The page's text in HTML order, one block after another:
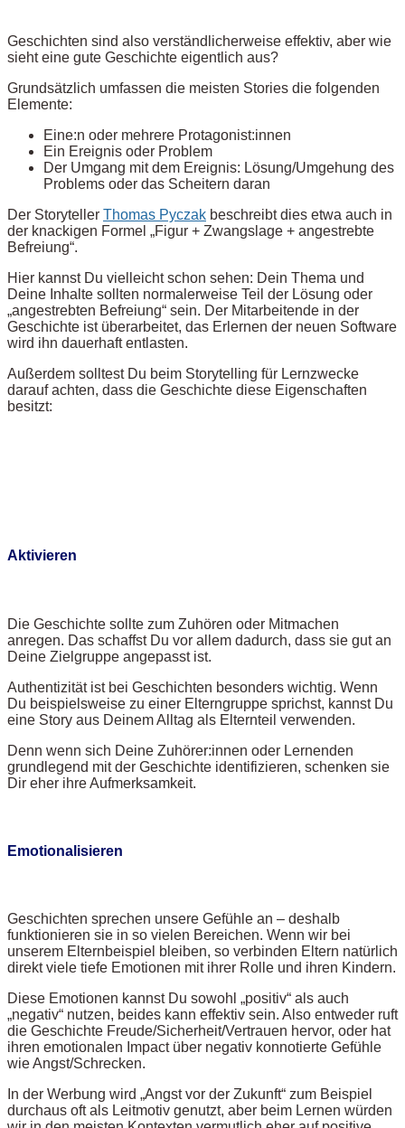
Geschichten sind also verständlicherweise effektiv, aber wie
sieht eine gute Geschichte eigentlich aus?
Grundsätzlich umfassen die meisten Stories die folgenden
Elemente:
Eine:n oder mehrere Protagonist:innen
Ein Ereignis oder Problem
Der Umgang mit dem Ereignis: Lösung/Umgehung des
Problems oder das Scheitern daran
Der Storyteller Thomas Pyczak beschreibt dies etwa auch in
der knackigen Formel „Figur + Zwangslage + angestrebte
Befreiung“.
Hier kannst Du vielleicht schon sehen: Dein Thema und
Deine Inhalte sollten normalerweise Teil der Lösung oder
„angestrebten Befreiung“ sein. Der Mitarbeitende in der
Geschichte ist überarbeitet, das Erlernen der neuen Software
wird ihn dauerhaft entlasten.
Außerdem solltest Du beim Storytelling für Lernzwecke
darauf achten, dass die Geschichte diese Eigenschaften
besitzt:
Aktivieren
Die Geschichte sollte zum Zuhören oder Mitmachen
anregen. Das schaffst Du vor allem dadurch, dass sie gut an
Deine Zielgruppe angepasst ist.
Authentizität ist bei Geschichten besonders wichtig. Wenn
Du beispielsweise zu einer Elterngruppe sprichst, kannst Du
eine Story aus Deinem Alltag als Elternteil verwenden.
Denn wenn sich Deine Zuhörer:innen oder Lernenden
grundlegend mit der Geschichte identifizieren, schenken sie
Dir eher ihre Aufmerksamkeit.
Emotionalisieren
Geschichten sprechen unsere Gefühle an – deshalb
funktionieren sie in so vielen Bereichen. Wenn wir bei
unserem Elternbeispiel bleiben, so verbinden Eltern natürlich
direkt viele tiefe Emotionen mit ihrer Rolle und ihren Kindern.
Diese Emotionen kannst Du sowohl „positiv“ als auch
„negativ“ nutzen, beides kann effektiv sein. Also entweder ruft
die Geschichte Freude/Sicherheit/Vertrauen hervor, oder hat
ihren emotionalen Impact über negativ konnotierte Gefühle
wie Angst/Schrecken.
In der Werbung wird „Angst vor der Zukunft“ zum Beispiel
durchaus oft als Leitmotiv genutzt, aber beim Lernen würden